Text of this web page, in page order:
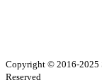
Copyright © 2016-2025
Reserved